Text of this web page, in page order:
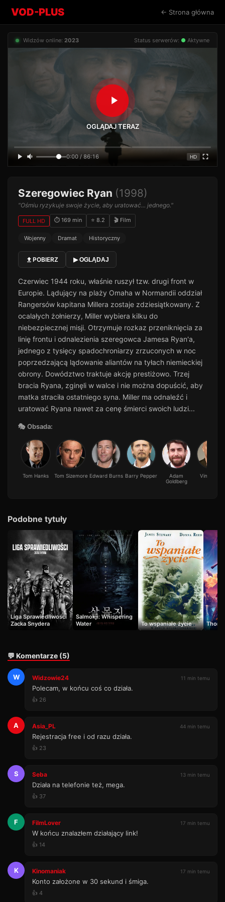
VOD-PLUS ← Strona główna
Widzów online: 2023 Status serwerów: ● Aktywne
OGLĄDAJ TERAZ
0:00 / 86:16 HD
Szeregowiec Ryan (1998)
"Ośmiu ryzykuje swoje życie, aby uratować... jednego."
FULL HD ⏱ 169 min ⭐ 8.2 🎬 Film
Wojenny Dramat Historyczny
POBIERZ ▶ OGLĄDAJ
Czerwiec 1944 roku, właśnie ruszył tzw. drugi front w
Europie. Lądujący na plaży Omaha w Normandii oddział
Rangersów kapitana Millera zostaje zdziesiątkowany. Z
ocalałych żołnierzy, Miller wybiera kilku do
niebezpiecznej misji. Otrzymuje rozkaz przeniknięcia za
linię frontu i odnalezienia szeregowca Jamesa Ryan'a,
jednego z tysięcy spadochroniarzy zrzuconych w noc
poprzedzającą lądowanie aliantów na tyłach niemieckiej
obrony. Dowództwo traktuje akcję prestiżowo. Trzej
bracia Ryana, zginęli w walce i nie można dopuścić, aby
matka straciła ostatniego syna. Miller ma odnaleźć i
uratować Ryana nawet za cenę śmierci swoich ludzi...
🎭 Obsada:
Tom Hanks Tom Sizemore Edward Burns Barry Pepper
Adam
Goldberg
Vin Diesel
Podobne tytuły
Liga Sprawiedliwości
Zacka Snydera
Salmokji: Whispering
Water
To wspaniałe życie Thor:
💬 Komentarze (5)
W Widzowie24 11 min temu
Polecam, w końcu coś co działa.
👍 26
A Asia_PL 44 min temu
Rejestracja free i od razu działa.
👍 23
S Seba 13 min temu
Działa na telefonie też, mega.
👍 37
F FilmLover 17 min temu
W końcu znalazłem działający link!
👍 14
K Kinomaniak 17 min temu
Konto założone w 30 sekund i śmiga.
👍 4